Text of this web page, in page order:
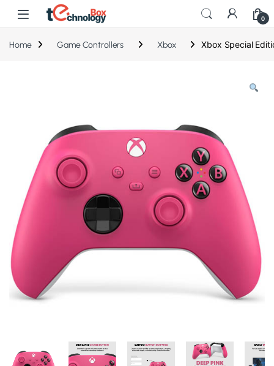
0
Home Game Controllers Xbox Xbox Special